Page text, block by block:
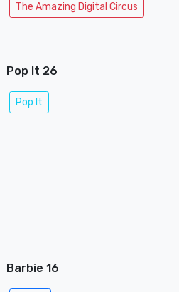
The Amazing Digital Circus
Pop It 26
Pop It
Barbie 16